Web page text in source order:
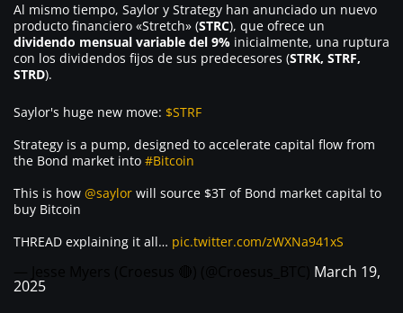
Al mismo tiempo, Saylor y Strategy han anunciado un nuevo
producto financiero «Stretch» (STRC), que ofrece un
dividendo mensual variable del 9% inicialmente, una ruptura
con los dividendos fijos de sus predecesores (STRK, STRF,
STRD).
Saylor's huge new move: $STRF
Strategy is a pump, designed to accelerate capital flow from
the Bond market into #Bitcoin
This is how @saylor will source $3T of Bond market capital to
buy Bitcoin
THREAD explaining it all… pic.twitter.com/zWXNa941xS
March 19,
2025